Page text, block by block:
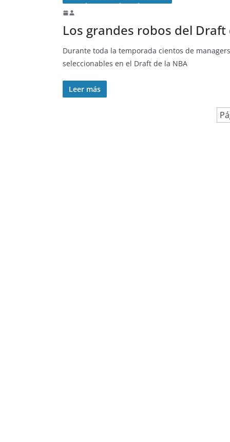
Los grandes robos del
Durante toda la temporada cientos de
seleccionables en el Draft de la NBA
Leer más